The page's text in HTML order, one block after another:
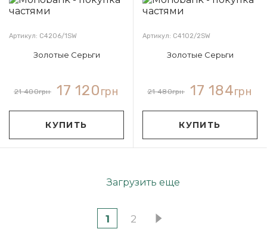
Артикул: С4206/1SW
Золотые Серьги
21 400грн 17 120грн
КУПИТЬ
Артикул: С4102/2SW
Золотые Серьги
21 480грн 17 184грн
КУПИТЬ
Загрузить еще
1 2